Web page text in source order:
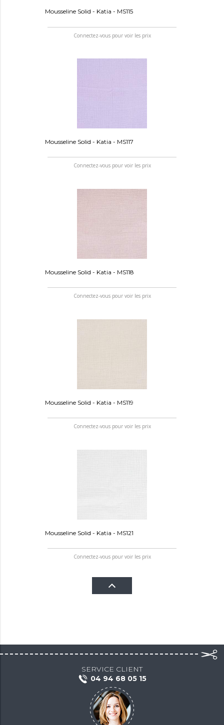
Mousseline Solid - Katia - MS115
Connectez-vous pour voir les prix
Mousseline Solid - Katia - MS117
Connectez-vous pour voir les prix
Mousseline Solid - Katia - MS118
Connectez-vous pour voir les prix
Mousseline Solid - Katia - MS119
Connectez-vous pour voir les prix
Mousseline Solid - Katia - MS121
Connectez-vous pour voir les prix
SERVICE CLIENT
04 94 68 05 15